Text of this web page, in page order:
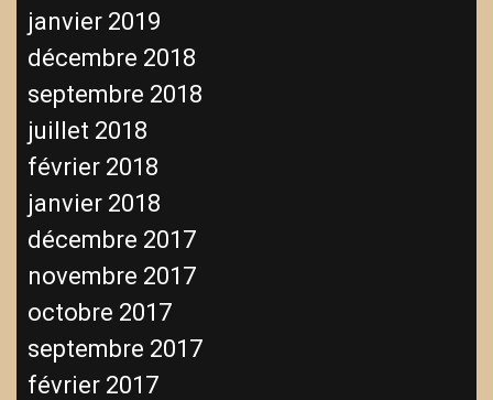
janvier 2019
décembre 2018
septembre 2018
juillet 2018
février 2018
janvier 2018
décembre 2017
novembre 2017
octobre 2017
septembre 2017
février 2017